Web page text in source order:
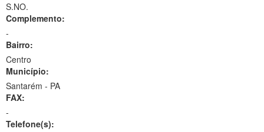
S.NO.
Complemento:
-
Bairro:
Centro
Município:
Santarém - PA
FAX:
-
Telefone(s):